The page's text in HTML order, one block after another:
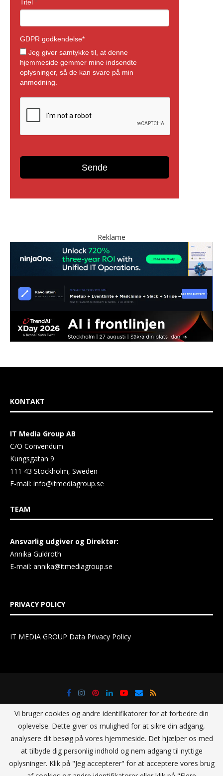
Reklame
KONTAKT
IT Media Group AB
C/O Convendum
Kungsgatan 9
111 43 Stockholm, Sweden
E-mail: info@itmediagroup.se
TEAM
Ansvarlig udgiver og Direktør:
Annika Guldroth
E-mail: annika@itmediagroup.se
PRIVACY POLICY
IT MEDIA GROUP Data Privacy Policy
@2021 - All Right Reserved. Designed and Developed by IT Media
Group Sverige AB
Vi bruger cookies og andre identifikatorer for at forbedre din
oplevelse. Dette giver os mulighed for at sikre din adgang,
analysere dit besøg på vores hjemmeside. Det hjælper os med
at tilbyde dig personlig indhold og nem adgang til nyttige
oplysninger. Klik på "Jeg accepterer" for at acceptere vores brug